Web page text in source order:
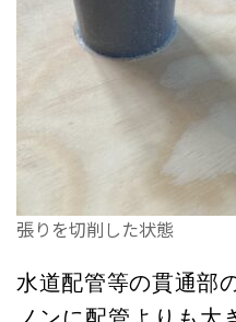
張りを切削した状態
水道配管等の貫通部